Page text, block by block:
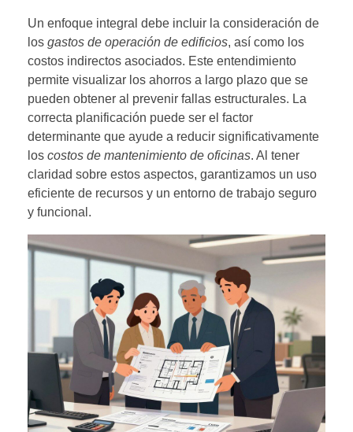
Un enfoque integral debe incluir la consideración de
los gastos de operación de edificios, así como los
costos indirectos asociados. Este entendimiento
permite visualizar los ahorros a largo plazo que se
pueden obtener al prevenir fallas estructurales. La
correcta planificación puede ser el factor
determinante que ayude a reducir significativamente
los costos de mantenimiento de oficinas. Al tener
claridad sobre estos aspectos, garantizamos un uso
eficiente de recursos y un entorno de trabajo seguro
y funcional.